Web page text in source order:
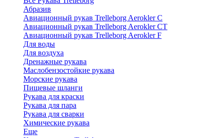
Абразив
Авиационный рукав Trelleborg Aerokler C
Авиационный рукав Trelleborg Aerokler CT
Авиационный рукав Trelleborg Aerokler F
Для воды
Для воздуха
Дренажные рукава
Маслобензостойкие рукава
Морские рукава
Пищевые шланги
Рукава для краски
Рукава для пара
Рукава для сварки
Химические рукава
Еще